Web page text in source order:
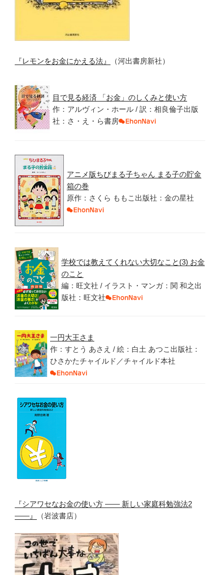
『レモンをお金にかえる法』 （河出書房新社）
目で見る経済 「お金」のしくみと使い方
作：アルヴィン・ホール / 訳：相良倫子出版
社：さ・え・ら書房
アニメ版ちびまる子ちゃん まる子の貯金
箱の巻
原作：さくら ももこ出版社：金の星社
学校では教えてくれない大切なこと(3) お金
のこと
編：旺文社 / イラスト・マンガ：関 和之出
版社：旺文社
一円大王さま
作：すとう あさえ / 絵：白土 あつこ出版社：
ひさかたチャイルド／チャイルド本社
『シアワセなお金の使い方 ―― 新しい家庭科勉強法2
――』
（岩波書店）